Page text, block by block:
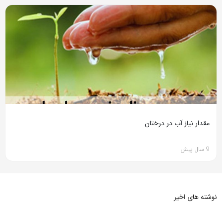
مقدار نیاز آب در درختان
9 سال پیش
نوشته های اخیر